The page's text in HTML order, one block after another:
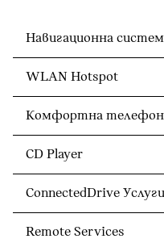
Навигационна
WLAN Hotspot
Комфортна
CD Player
ConnectedDrive Услуги
Remote Services